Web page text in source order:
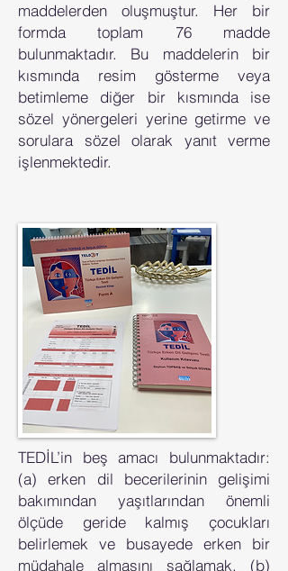
maddelerden oluşmuştur. Her bir
formda toplam 76 madde
bulunmaktadır. Bu maddelerin bir
kısmında resim gösterme veya
betimleme diğer bir kısmında ise
sözel yönergeleri yerine getirme ve
sorulara sözel olarak yanıt verme
işlenmektedir.
TEDİL’in beş amacı bulunmaktadır:
(a) erken dil becerilerinin gelişimi
bakımından yaşıtlarından önemli
ölçüde geride kalmış çocukları
belirlemek ve busayede erken bir
müdahale almasını sağlamak, (b)